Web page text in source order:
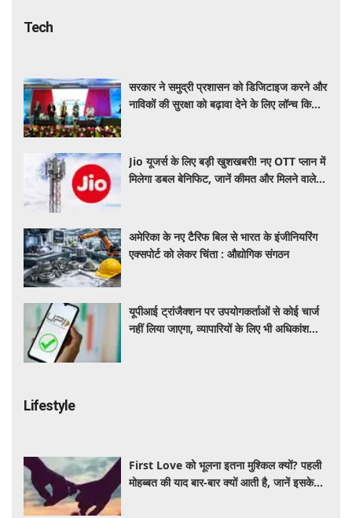
Tech
सरकार ने समुद्री प्रशासन को डिजिटाइज करने और
नाविकों की सुरक्षा को बढ़ावा देने के लिए लॉन्च किया
Jio यूजर्स के लिए बड़ी खुशखबरी! नए OTT प्लान में
मिलेगा डबल बेनिफिट, जानें कीमत और मिलने वाले
अमेरिका के नए टैरिफ बिल से भारत के इंजीनियरिंग
एक्सपोर्ट को लेकर चिंता : औद्योगिक संगठन
यूपीआई ट्रांजैक्शन पर उपयोगकर्ताओं से कोई चार्ज
नहीं लिया जाएगा, व्यापारियों के लिए भी अधिकांश
Lifestyle
First Love को भूलना इतना मुश्किल क्यों? पहली
मोहब्बत की याद बार-बार क्यों आती है, जानें इसके